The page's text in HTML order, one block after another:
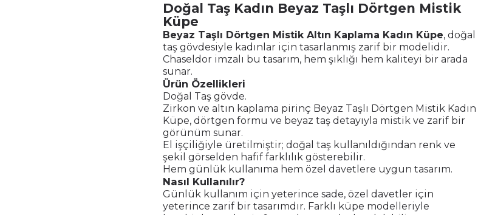
Doğal Taş Kadın Beyaz Taşlı Dörtgen Mistik
Küpe
Beyaz Taşlı Dörtgen Mistik Altın Kaplama Kadın Küpe, doğal
taş gövdesiyle kadınlar için tasarlanmış zarif bir modelidir.
Chaseldor imzalı bu tasarım, hem şıklığı hem kaliteyi bir arada
sunar.
Ürün Özellikleri
Doğal Taş gövde.
Zirkon ve altın kaplama pirinç Beyaz Taşlı Dörtgen Mistik Kadın
Küpe, dörtgen formu ve beyaz taş detayıyla mistik ve zarif bir
görünüm sunar.
El işçiliğiyle üretilmiştir; doğal taş kullanıldığından renk ve
şekil görselden hafif farklılık gösterebilir.
Hem günlük kullanıma hem özel davetlere uygun tasarım.
Nasıl Kullanılır?
Günlük kullanım için yeterince sade, özel davetler için
yeterince zarif bir tasarımdır. Farklı küpe modelleriyle